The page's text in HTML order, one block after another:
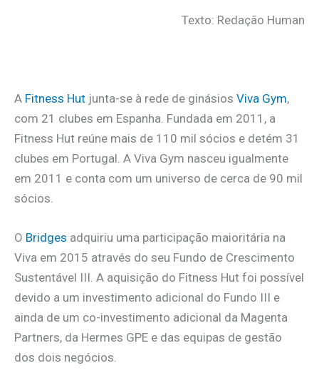
Texto: Redação Human
A Fitness Hut junta-se à rede de ginásios Viva Gym,
com 21 clubes em Espanha. Fundada em 2011, a
Fitness Hut reúne mais de 110 mil sócios e detém 31
clubes em Portugal. A Viva Gym nasceu igualmente
em 2011 e conta com um universo de cerca de 90 mil
sócios.
O Bridges adquiriu uma participação maioritária na
Viva em 2015 através do seu Fundo de Crescimento
Sustentável III. A aquisição do Fitness Hut foi possível
devido a um investimento adicional do Fundo III e
ainda de um co-investimento adicional da Magenta
Partners, da Hermes GPE e das equipas de gestão
dos dois negócios.